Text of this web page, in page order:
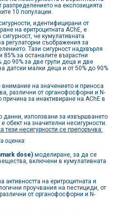
на експозицията
10 популации.
идентифицирани от
на еритроцитната AChE, е
че кумулативната
регулаторни съображения за
Тази сигурност надхвърля
за останалите възрастни
до 90% за две групи деца и две
датски малки деца и от 50% до 90%
на значението и приноса
различни от органофосфорни и N-
за инактивиране на AChE в
данни, използвани за извършването
обект на значителни несигурности.
несигурности се препоръчва:
оценка:
dose) моделиране, за да се
включени в кумулативната
на еритроцитната и
проучвания на пестициди, от
от органофосфорни и N-